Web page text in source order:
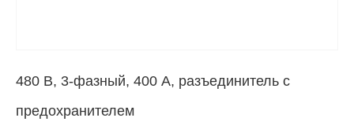
480 В, 3-фазный, 400 А, разъединитель с
предохранителем